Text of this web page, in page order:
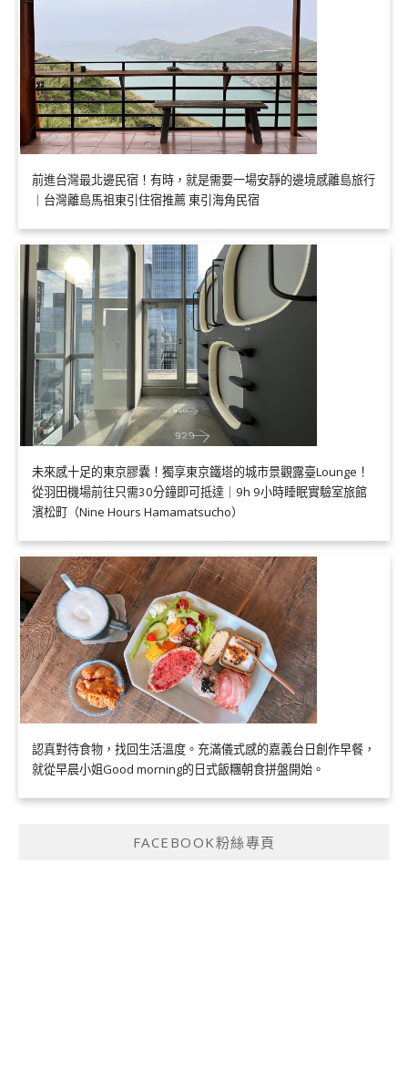
前進台灣最北邊民宿！有時，就是需要一場安靜的邊境感離島旅行
｜台灣離島馬祖東引住宿推薦 東引海角民宿
未來感十足的東京膠囊！獨享東京鐵塔的城市景觀露臺Lounge！
從羽田機場前往只需30分鐘即可抵達｜9h 9小時睡眠實驗室旅館
濱松町（Nine Hours Hamamatsucho）
認真對待食物，找回生活溫度。充滿儀式感的嘉義台日創作早餐，
就從早晨小姐Good morning的日式飯糰朝食拼盤開始。
FACEBOOK粉絲專頁